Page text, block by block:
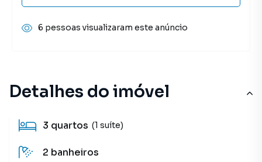
Detalhes do imóvel
3 quartos (1 suíte)
2 banheiros
6 pessoas visualizaram este anúncio